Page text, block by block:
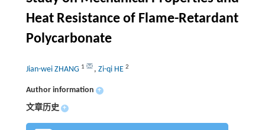
Heat Resistance of Flame-Retardant
Polycarbonate
Jian-wei ZHANG 1 , Zi-qi HE 2
Author information +
文章历史 +